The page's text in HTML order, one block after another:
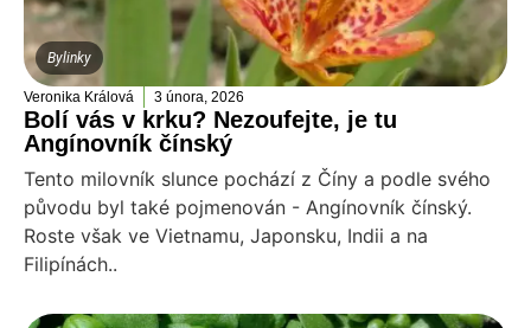
Bylinky
Veronika Králová 3 února, 2026
Bolí vás v krku? Nezoufejte, je tu
Angínovník čínský
Tento milovník slunce pochází z Číny a podle svého
původu byl také pojmenován - Angínovník čínský.
Roste však ve Vietnamu, Japonsku, Indii a na
Filipínách..